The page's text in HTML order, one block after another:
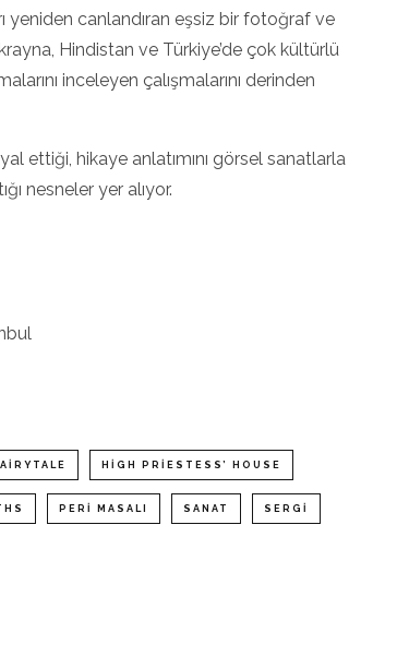
yeniden canlandıran eşsiz bir fotoğraf ve
Hindistan ve Türkiye’de çok kültürlü
inceleyen çalışmalarını derinden
ettiği, hikaye anlatımını görsel sanatlarla
nesneler yer alıyor.
HIGH PRIESTESS’ HOUSE
PERI MASALI SANAT SERGI